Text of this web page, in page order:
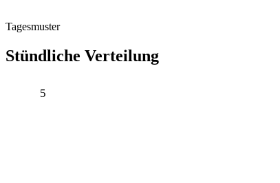
Tagesmuster
Stündliche Verteilung
5